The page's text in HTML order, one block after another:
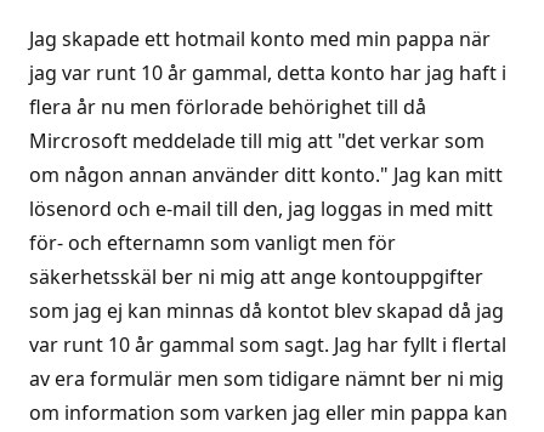
Jag skapade ett hotmail konto med min pappa när
jag var runt 10 år gammal, detta konto har jag haft i
flera år nu men förlorade behörighet till då
Mircrosoft meddelade till mig att "det verkar som
om någon annan använder ditt konto." Jag kan mitt
lösenord och e-mail till den, jag loggas in med mitt
för- och efternamn som vanligt men för
säkerhetsskäl ber ni mig att ange kontouppgifter
som jag ej kan minnas då kontot blev skapad då jag
var runt 10 år gammal som sagt. Jag har fyllt i flertal
av era formulär men som tidigare nämnt ber ni mig
om information som varken jag eller min pappa kan